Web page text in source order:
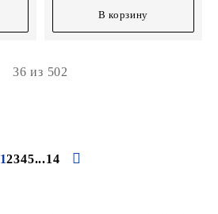
В корзину
36 из 502
12345...14